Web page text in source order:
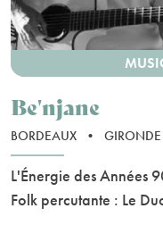
Be'njane
BORDEAUX • GIRONDE
L'Énergie des Années
Folk percutante : Le